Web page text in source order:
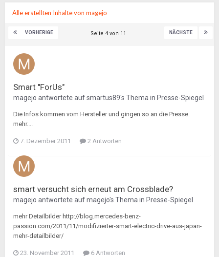
Alle erstellten Inhalte von magejo
VORHERIGE NÄCHSTE
Seite 4 von 11
Smart "ForUs"
magejo antwortete aufsmartus89's Thema in Presse-Spiegel
Die Infos kommen vom Hersteller und gingen so an die Presse.
mehr....
7. Dezember 2011 2 Antworten
smart versucht sich erneut am Crossblade?
magejo antwortete aufmagejo's Thema in Presse-Spiegel
mehr Detailbilder http://blog.mercedes-benz-
passion.com/2011/11/modifizierter-smart-electric-drive-aus-japan-
mehr-detailbilder/
23. November 2011 6 Antworten